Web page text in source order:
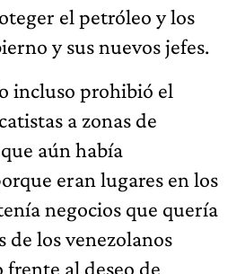
el petróleo y los
y sus nuevos jefes.
incluso prohibió el
a zonas de
aún había
eran lugares en los
negocios que quería
de los venezolanos
al deseo de